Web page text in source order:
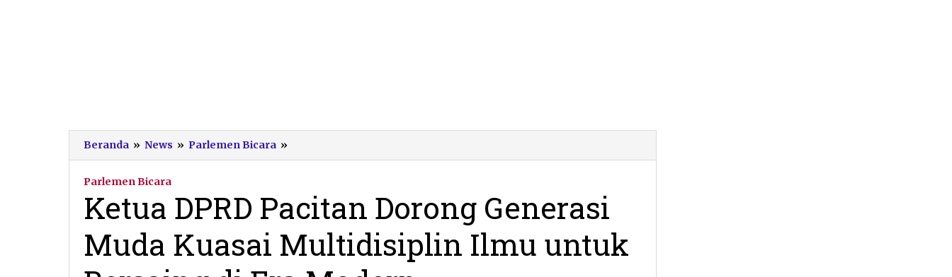
Beranda » News » Parlemen Bicara »
DPRD
Generasi
Muda
Kuasai
Multidisiplin
Parlemen Bicara
Ketua DPRD Pacitan Dorong Generasi
Muda Kuasai Multidisiplin Ilmu untuk